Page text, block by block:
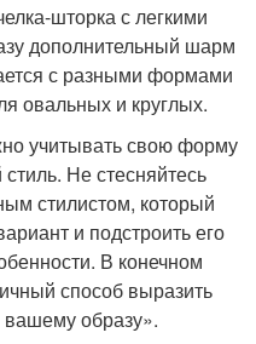
шторка с легкими
дополнительный шарм
с разными формами
овальных и круглых.
учитывать свою форму
Не стесняйтесь
стилистом, который
и подстроить его
В конечном
способ выразить
вашему образу».